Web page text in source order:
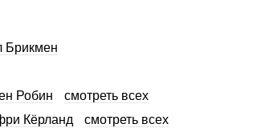
Брикмен
Робин
смотреть всех
Кёрланд
смотреть всех